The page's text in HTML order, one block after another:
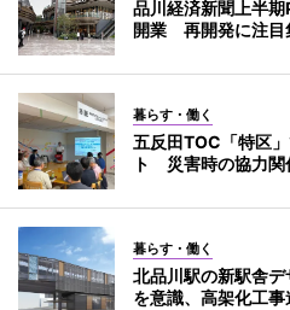
品川経済新聞上半期
開業 再開発に注目
暮らす・働く
五反田TOC「特区
ト 災害時の協力関
暮らす・働く
北品川駅の新駅舎
を意識、高架化工事